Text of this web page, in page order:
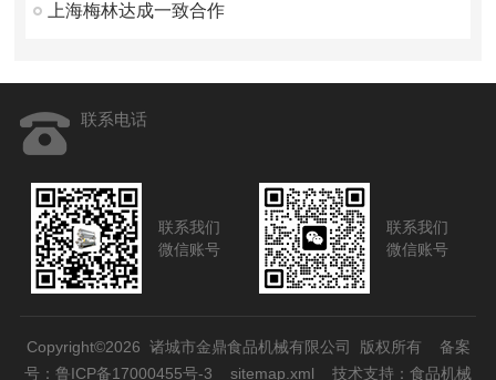
上海梅林达成一致合作
联系电话
联系我们
微信账号
联系我们
微信账号
Copyright©2026 诸城市金鼎食品机械有限公司 版权所有 备案
号：鲁ICP备17000455号-3
sitemap.xml 技术支持： 食品机械